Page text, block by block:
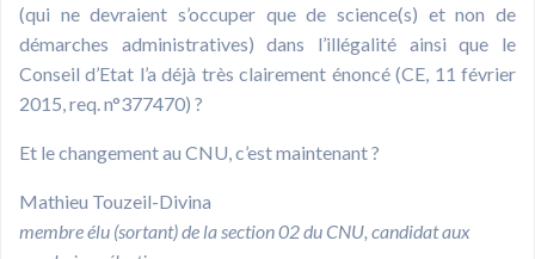
(qui ne devraient s’occuper que de science(s) et non de
démarches administratives) dans l’illégalité ainsi que le
Conseil d’Etat l’a déjà très clairement énoncé (CE, 11 février
2015, req. n°377470) ?
Et le changement au CNU, c’est maintenant ?
Mathieu Touzeil-Divina
membre élu (sortant) de la section 02 du CNU, candidat aux